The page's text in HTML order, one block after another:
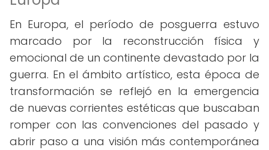
En Europa, el período de posguerra estuvo
marcado por la reconstrucción física y
emocional de un continente devastado por la
guerra. En el ámbito artístico, esta época de
transformación se reflejó en la emergencia
de nuevas corrientes estéticas que buscaban
romper con las convenciones del pasado y
abrir paso a una visión más contemporánea